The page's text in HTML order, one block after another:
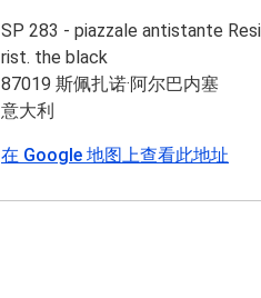
SP 283 - piazzale antistante
rist. the black
87019 斯佩扎诺·阿尔巴内塞
意大利
在 Google 地图上查看此地址